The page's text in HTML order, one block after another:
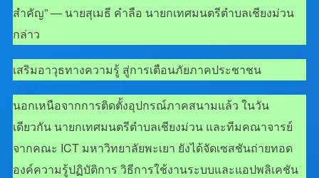
สำคัญ” — นายสุเมธี คำลือ นายกเทศมนตรีตำบลเชียงม่วน
กล่าว
เสริมอาวุธทางความรู้ สู่การเตือนภัยภาคประชาชน
นอกเหนือจากการติดตั้งอุปกรณ์ภาคสนามแล้ว ในวัน
เดียวกัน นายกเทศมนตรีตำบลเชียงม่วน และทีมคณาจารย์
จากคณะ ICT มหาวิทยาลัยพะเยา ยังได้จัดเซสชันถ่ายทอด
องค์ความรู้ปฏิบัติการ วิธีการใช้งานระบบและแอปพลิเคชัน